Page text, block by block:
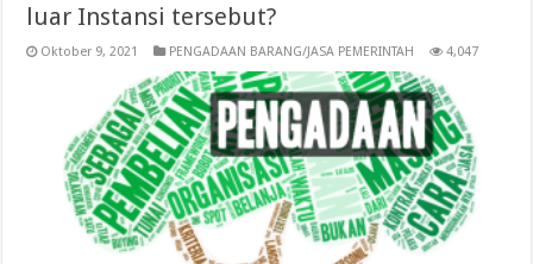
luar Instansi tersebut?
Oktober 9, 2021 PENGADAAN BARANG/JASA PEMERINTAH 4,047